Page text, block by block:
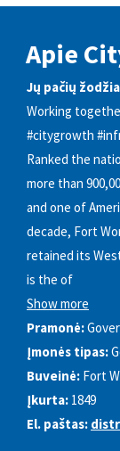
Apie
Jų pačių
Working
#citygrowth
Ranked the
more than
and one of
decade, Fort
retained its
is the of
Show more
Pramonė:
Įmonės tipas:
Buveinė: Fort
Įkurta: 1849
El. paštas: